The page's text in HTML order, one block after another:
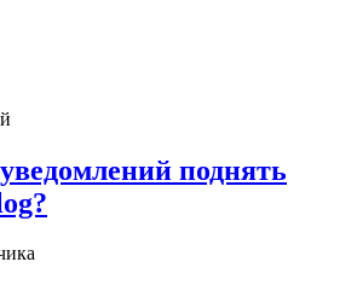
поднять